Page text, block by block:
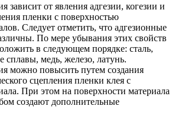
зависит от явления адгезии, когезии и
пленки с поверхностью
Следует отметить, что адгезионные
По мере убывания этих свойств
в следующем порядке: сталь,
медь, железо, латунь.
можно повысить путем создания
сцепления пленки клея с
При этом на поверхности материала
создают дополнительные